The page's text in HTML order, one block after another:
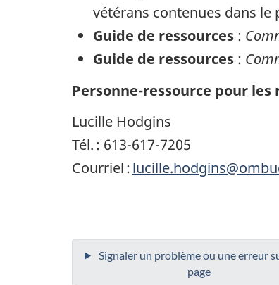
vétérans contenues dans le
Guide de ressources :
Guide de ressources :
Personne-ressource pour les
Lucille Hodgins
Tél. : 613-617-7205
Courriel :